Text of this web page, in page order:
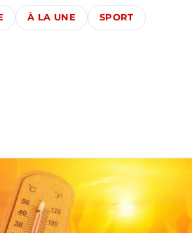
À LA UNE SPORT